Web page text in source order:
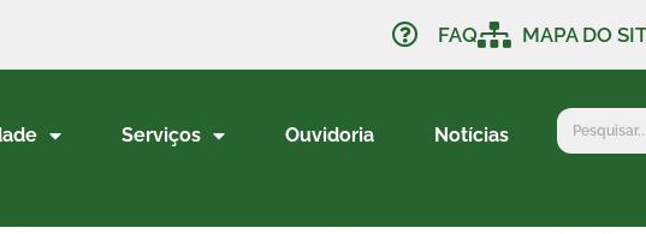
FAQ MAPA DO
Serviços Ouvidoria Notícias